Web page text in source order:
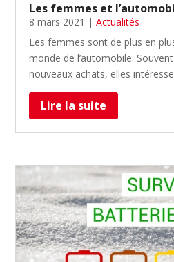
Les femmes et
8 mars 2021 |Actualités
Les femmes sont de plus en
monde de l’automobile.
nouveaux achats, elles
Lire la suite